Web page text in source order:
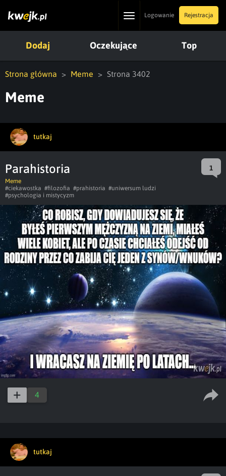
ToggleLogowanie Rejestracja
Dodaj Oczekujące Top
Strona główna Meme Strona 3402
Meme
tutkaj
Parahistoria 1
Meme
#ciekawostka #filozofia #prahistoria #uniwersum ludzi
#psychologia i mistycyzm
4
tutkaj